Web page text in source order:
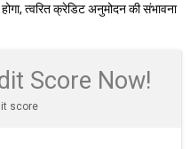
त्वरित क्रेडिट अनुमोदन की संभावना
Score Now!
score